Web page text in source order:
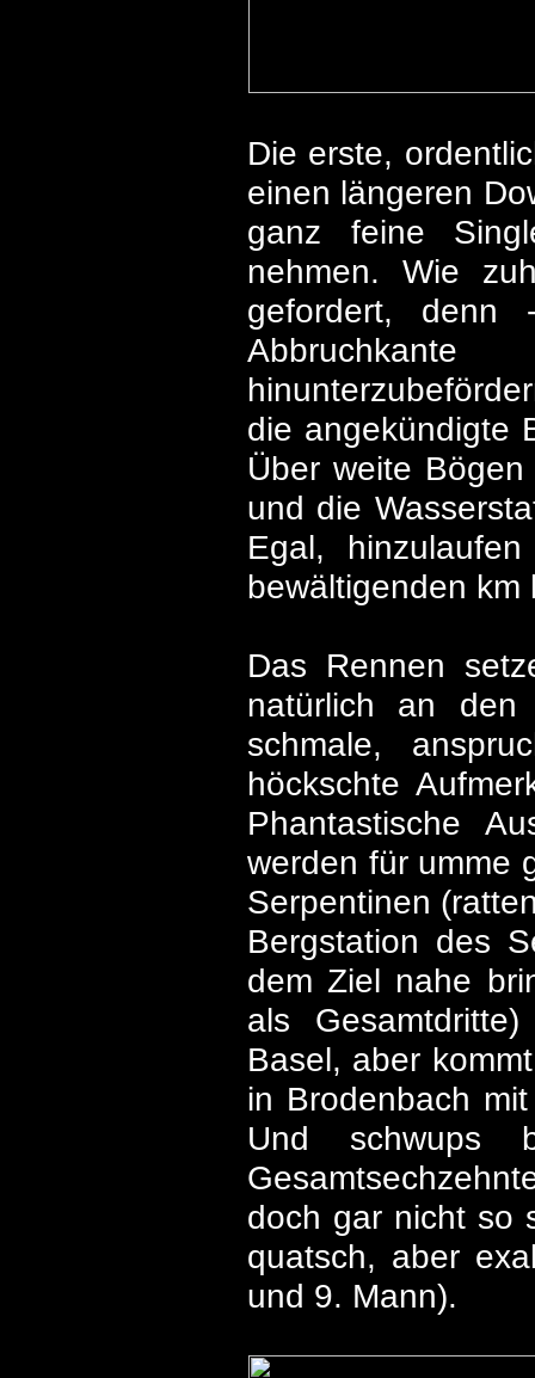
Die erste,
einen längeren
ganz feine
nehmen. Wie
gefordert, denn
die angekündigte
Über weite
und die
Egal,
bewältigenden km
Das Rennen
natürlich an den
schmale,
höckschte
Phantastische
werden für umme
Serpentinen
Bergstation des
dem Ziel nahe
als
Basel, aber
in Brodenbach
Und
doch gar nicht so
quatsch, aber
und 9. Mann).